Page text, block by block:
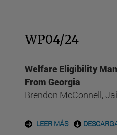
WP04/24
Welfare Eligibility
From Georgia
Brendon McConnell,
LEER MÁS